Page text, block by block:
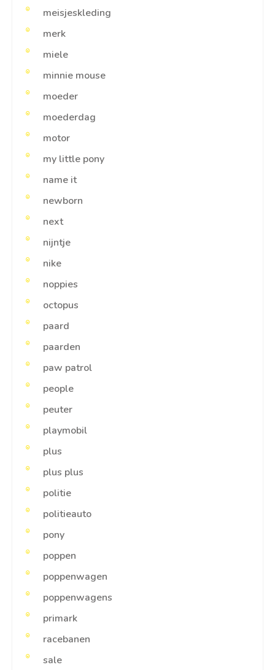
meisjeskleding
merk
miele
minnie mouse
moeder
moederdag
motor
my little pony
name it
newborn
next
nijntje
nike
noppies
octopus
paard
paarden
paw patrol
people
peuter
playmobil
plus
plus plus
politie
politieauto
pony
poppen
poppenwagen
poppenwagens
primark
racebanen
sale